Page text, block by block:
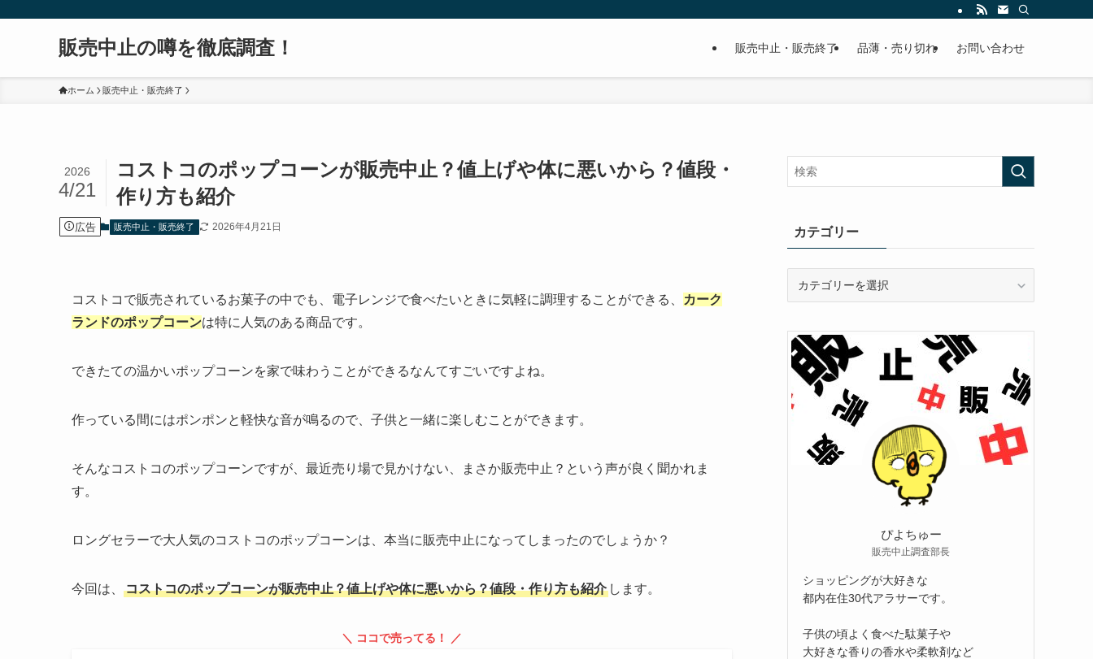
販売中止の噂を徹底調査！ 販売中止・販売終了 品薄・売り切れ お問い合わせ
ホーム 販売中止・販売終了
コストコのポップコーンが販売中止？値上げや体に悪いから？値段・
作り方も紹介
2026
4/21
広告 販売中止・販売終了 2026年4月21日
コストコで販売されているお菓子の中でも、電子レンジで食べたいときに気軽に調理することができる、
カーク
ランドのポップコーンは特に人気のある商品です。
できたての温かいポップコーンを家で味わうことができるなんてすごいですよね。
作っている間にはポンポンと軽快な音が鳴るので、子供と一緒に楽しむことができます。
そんなコストコのポップコーンですが、最近売り場で見かけない、まさか販売中止？という声が良く聞かれま
す。
ロングセラーで大人気のコストコのポップコーンは、本当に販売中止になってしまったのでしょうか？
今回は、 コストコのポップコーンが販売中止？値上げや体に悪いから？値段・作り方も紹介 します。
＼ ココで売ってる！ ／
カテゴリー
リ
ー
ぴよちゅー
販売中止調査部長
ショッピングが大好きな
都内在住30代アラサーです。
子供の頃よく食べた駄菓子や
大好きな香りの香水や柔軟剤など